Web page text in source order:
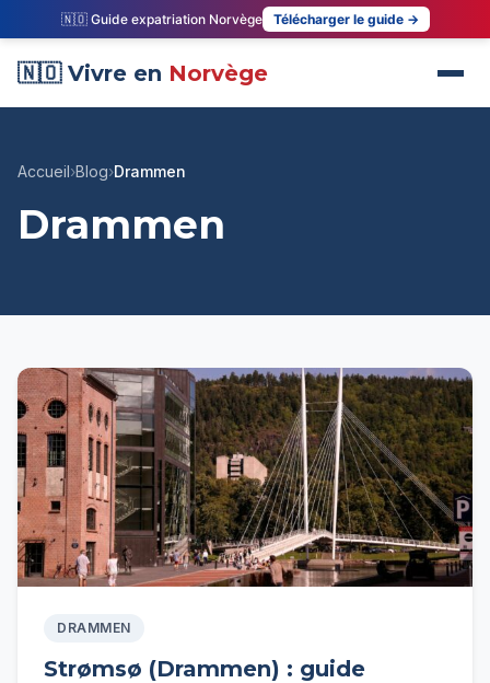
🇳🇴 Guide expatriation Norvège Télécharger le guide →
🇳🇴 Vivre en Norvège
Accueil›Blog›Drammen
Drammen
DRAMMEN
Strømsø (Drammen) : guide